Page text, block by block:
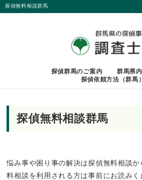
探偵無料相談群馬
悩み事や困り事の解決は探偵無料相談
料相談を利用される方は事前にお読みく
探偵無料相談群馬
探偵群馬のご案内
群馬県
探偵依頼方法（群馬）